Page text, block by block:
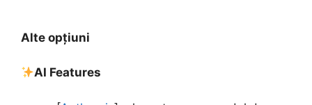
Alte opțiuni
AI Features